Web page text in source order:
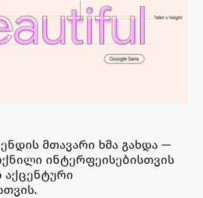
მთავარი ხმა გახდა —
ინტერფეისებისთვის
აქცენტური